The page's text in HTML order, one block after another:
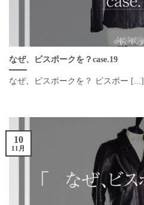
なぜ、ビスポークを？case.19
なぜ、ビスポークを？ ビスポー [...]
10
11月